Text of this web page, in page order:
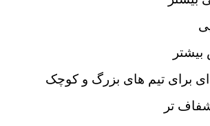
برای تیم های بزرگ و کوچک
تر